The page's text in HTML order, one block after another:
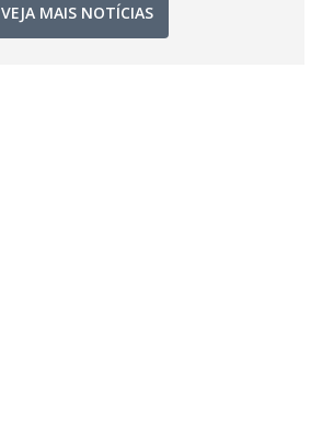
VEJA MAIS NOTÍCIAS